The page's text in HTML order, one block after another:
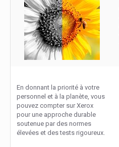
En donnant la priorité à votre
personnel et à la planète, vous
pouvez compter sur Xerox
pour une approche durable
soutenue par des normes
élevées et des tests rigoureux.